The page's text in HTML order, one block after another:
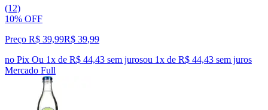
(12)
10% OFF
Preço R$ 39,99R$ 39,99
no Pix Ou 1x de R$ 44,43 sem jurosou 1x de R$ 44,43 sem juros
Mercado Full